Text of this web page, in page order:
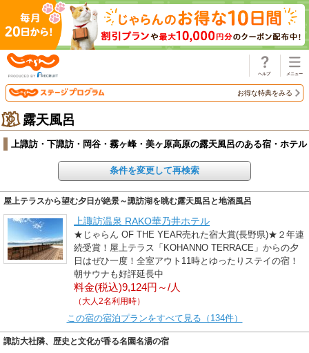
お得な特典をみる
露天風呂
上諏訪・下諏訪・岡谷・霧ヶ峰・美ヶ原高原の露天風呂のある宿・ホテル
条件を変更して再検索
屋上テラスから望む夕日が絶景～諏訪湖を眺む露天風呂と地酒風呂
上諏訪温泉 RAKO華乃井ホテル
★じゃらん OF THE YEAR売れた宿大賞(長野県)★２年連
続受賞！屋上テラス「KOHANNO TERRACE」からの夕
日はぜひ一度！全室アウト11時とゆったりステイの宿！
朝サウナも好評延長中
料金(税込)9,124円～/人
（大人2名利用時）
この宿の宿泊プランをすべて見る（134件）
諏訪大社隣、歴史と文化が香る名園名湯の宿